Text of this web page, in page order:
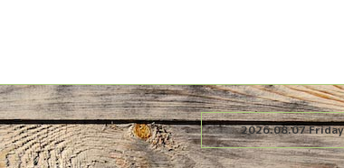
2026.08.07 Friday